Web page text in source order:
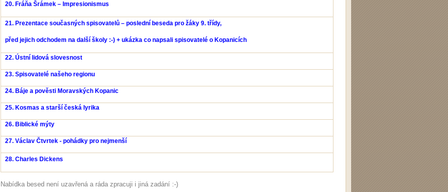
20. Fráňa Šrámek – Impresionismus
21. Prezentace současných spisovatelů – poslední beseda pro žáky 9. třídy,
před jejich odchodem na další školy :-) + ukázka co napsali spisovatelé o Kopanicích
22. Ústní lidová slovesnost
23. Spisovatelé našeho regionu
24. Báje a pověsti Moravských Kopanic
25. Kosmas a starší česká lyrika
26. Biblické mýty
27. Václav Čtvrtek - pohádky pro nejmenší
28. Charles Dickens
Nabídka besed není uzavřená a ráda zpracuji i jiná zadání :-)